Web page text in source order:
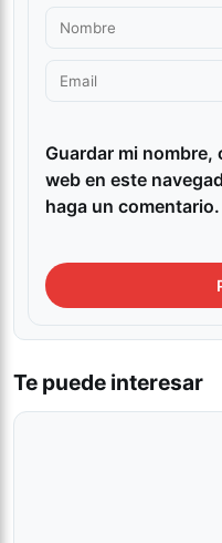
Guardar mi
web en este
haga un comentario.
Te puede interesar